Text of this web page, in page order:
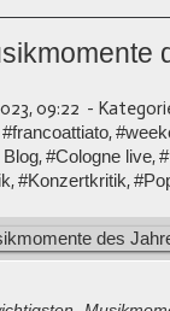
09:22 -
#francoattiato,
,#Cologne live,
,#Konzertkritik,